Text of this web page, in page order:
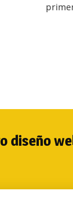
primer
diseño